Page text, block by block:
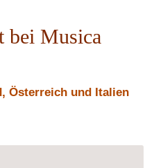
bei Musica
Österreich und Italien